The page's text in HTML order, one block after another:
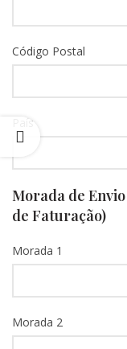
Código Postal
País
Morada de
de Faturação)
Morada 1
Morada 2